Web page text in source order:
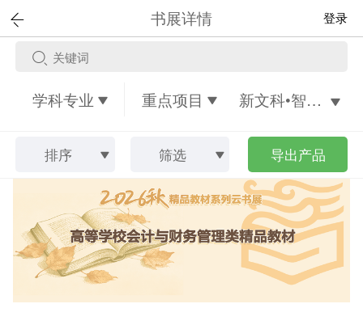
书展详情 登录
学科专业 重点项目 新文科•智能会计课教融合精品教材
排序 筛选 导出产品